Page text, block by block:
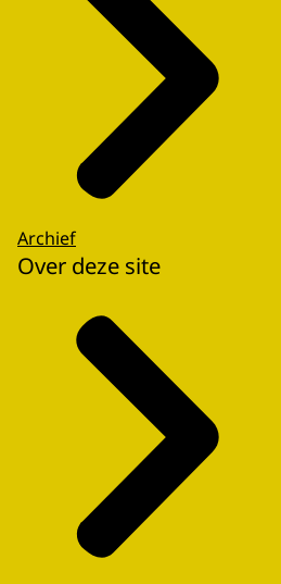
Archief
Over deze site